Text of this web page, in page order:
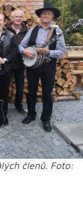
členů. Foto: